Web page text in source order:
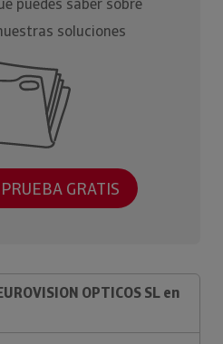
puedes saber sobre
soluciones
GRATIS
OPTICOS SL en